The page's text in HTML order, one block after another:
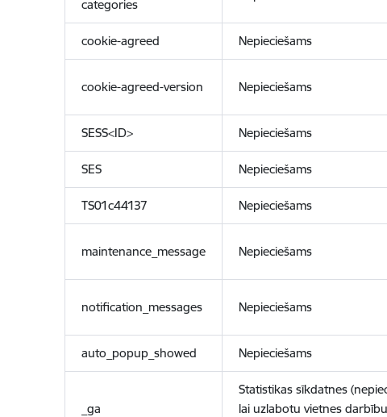
categories
cookie-agreed Nepieciešams
cookie-agreed-version Nepieciešams
SESS<ID> Nepieciešams
SES Nepieciešams
TS01c44137 Nepieciešams
maintenance_message Nepieciešams
notification_messages Nepieciešams
auto_popup_showed Nepieciešams
_ga
Statistikas sīkdatnes
lai uzlabotu vietnes